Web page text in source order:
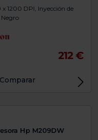
1200 DPI, Inyección de
212 €
Comparar
Hp M209DW